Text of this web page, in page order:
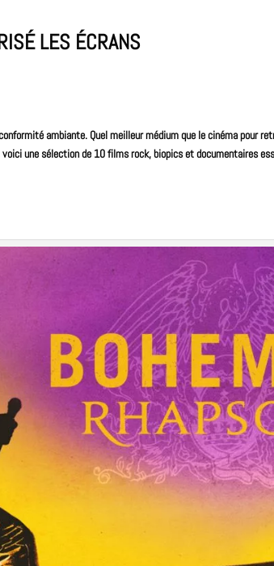
LES ÉCRANS
ambiante. Quel meilleur médium que le cinéma pour
une sélection de 10 films rock, biopics et documentaires